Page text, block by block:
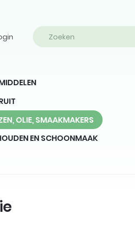
OLIE, SMAAKMAKERS
EN SCHOONMAAK